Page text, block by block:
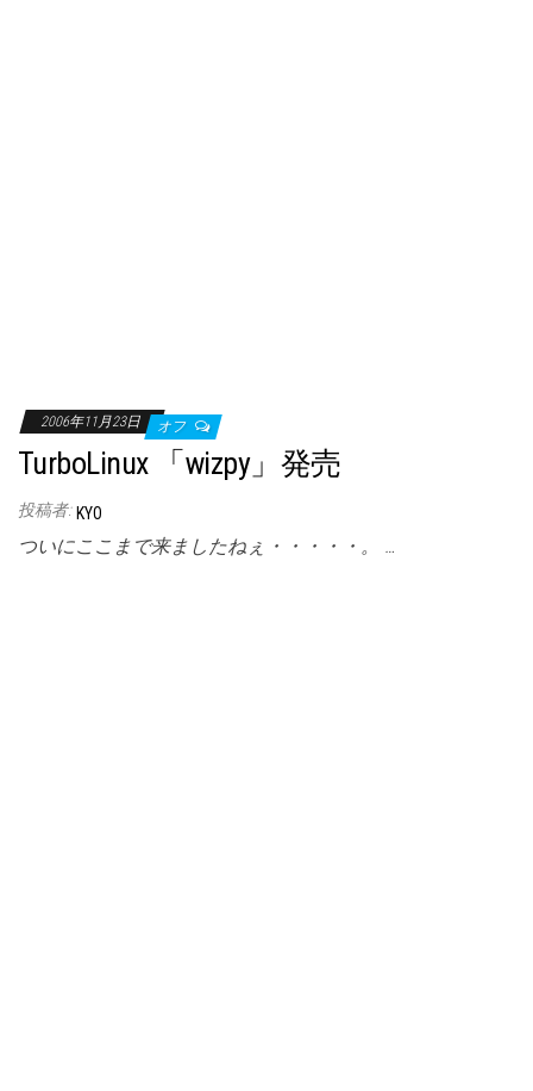
2006年11月23日 オフ
TurboLinux 「wizpy」発売
投稿者: KYO
ついにここまで来ましたねぇ・・・・・。 …